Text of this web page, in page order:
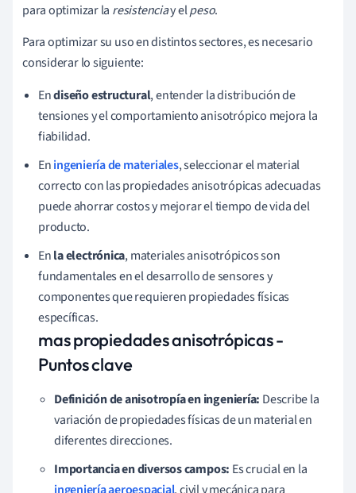
para optimizar la resistenciay elpeso.
Para optimizar su uso en distintos sectores, es necesario
considerar lo siguiente:
Endiseño estructural, entender la distribución de
tensiones y el comportamiento anisotrópico mejora la
fiabilidad.
Eningeniería de materiales, seleccionar el material
correcto con las propiedades anisotrópicas adecuadas
puede ahorrar costos y mejorar el tiempo de vida del
producto.
Enla electrónica, materiales anisotrópicos son
fundamentales en el desarrollo de sensores y
componentes que requieren propiedades físicas
específicas.
mas propiedades anisotrópicas -
Puntos clave
Definición de anisotropía en ingeniería: Describe la
variación de propiedades físicas de un material en
diferentes direcciones.
Importancia en diversos campos: Es crucial en la
ingeniería aeroespacial, civil y mecánica para